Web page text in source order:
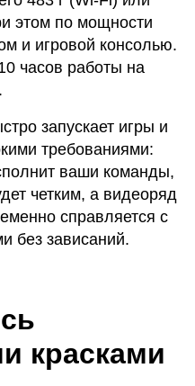
этом по мощности
и игровой консолью.
часов работы на
запускает игры и
требованиями:
ваши команды,
четким, а видеоряд
справляется с
без зависаний.
красками